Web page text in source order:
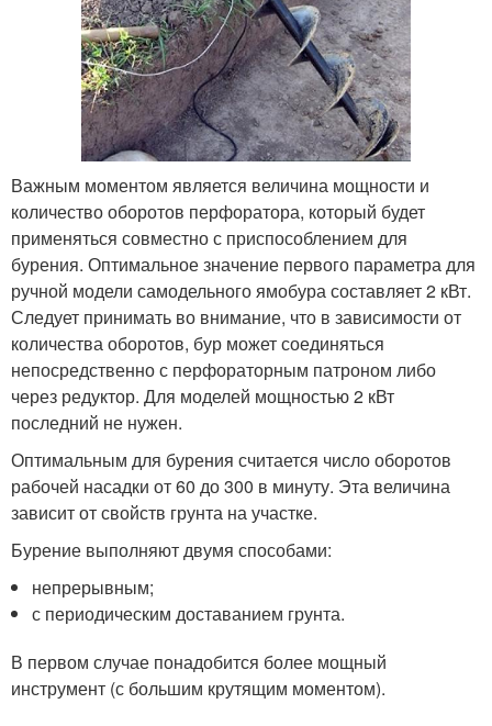
Важным моментом является величина мощности и
количество оборотов перфоратора, который будет
применяться совместно с приспособлением для
бурения. Оптимальное значение первого параметра для
ручной модели самодельного ямобура составляет 2 кВт.
Следует принимать во внимание, что в зависимости от
количества оборотов, бур может соединяться
непосредственно с перфораторным патроном либо
через редуктор. Для моделей мощностью 2 кВт
последний не нужен.
Оптимальным для бурения считается число оборотов
рабочей насадки от 60 до 300 в минуту. Эта величина
зависит от свойств грунта на участке.
Бурение выполняют двумя способами:
непрерывным;
с периодическим доставанием грунта.
В первом случае понадобится более мощный
инструмент (с большим крутящим моментом).